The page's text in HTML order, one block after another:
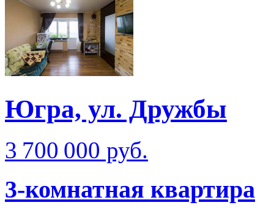
Югра, ул. Дружбы
3 700 000 руб.
3-комнатная квартира